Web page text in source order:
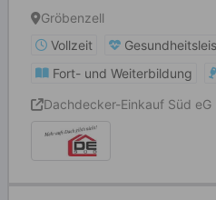
Gröbenzell
Vollzeit
Fort- und Weiterbildung
Dachdecker-Einkauf Süd eG